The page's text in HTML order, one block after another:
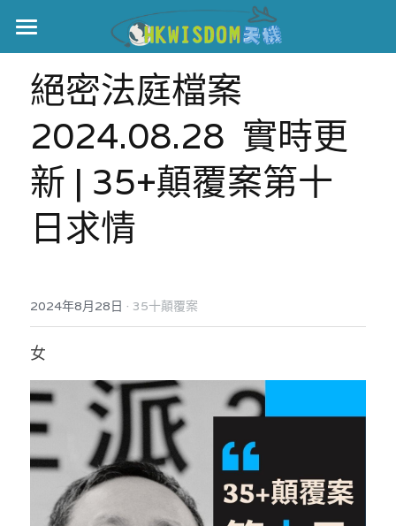
主頁
世界盃
伊美戰爭
黎智英案
正本清源•黎智英案
宏福火災
宏福苑聽證會
記錄．宏福苑火災
中國
娛樂
反華推手你要知
反華推手懶人包
民主派騙案十式
KOL 專欄
林淑芳專欄
絕密法庭檔案
絕密法庭檔案
2024.08.28  實時更
新 | 35+顛覆案第十
日求情
2024年8月28日 · 35十顛覆案
女